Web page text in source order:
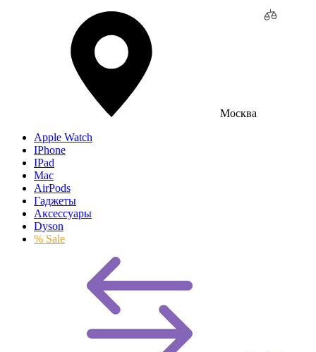
Москва
Apple Watch
IPhone
IPad
Mac
AirPods
Гаджеты
Аксессуары
Dyson
% Sale